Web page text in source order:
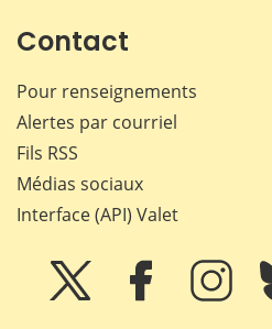
Contact
Pour renseignements
Alertes par courriel
Fils RSS
Médias sociaux
Interface (API) Valet